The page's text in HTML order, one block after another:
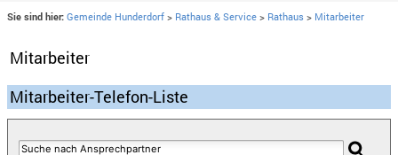
Sie sind hier: Gemeinde Hunderdorf > Rathaus & Service > Rathaus > Mitarbeiter
Mitarbeiter
Mitarbeiter-Telefon-Liste